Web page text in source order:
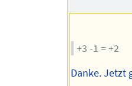
+3 -1 = +2
Danke. Jetzt